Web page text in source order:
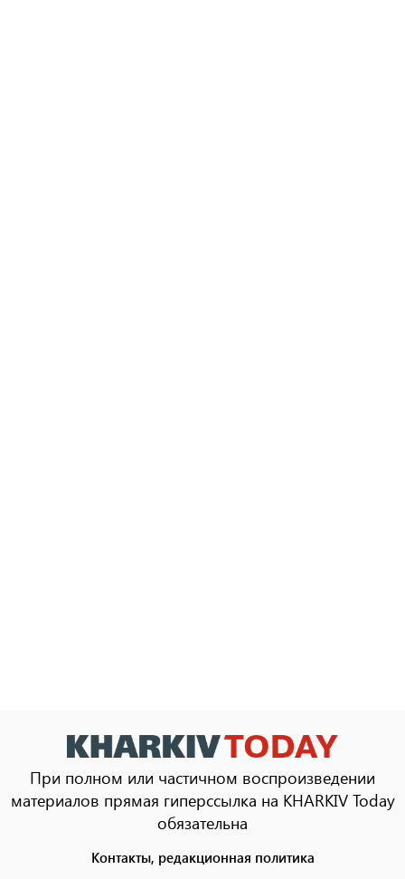
При полном или частичном воспроизведении
материалов прямая гиперссылка на KHARKIV Today
обязательна
Контакты, редакционная политика